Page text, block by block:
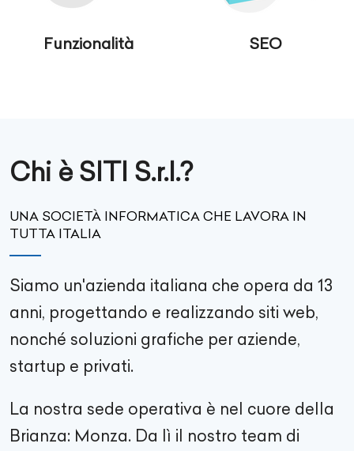
Funzionalità SEO
Chi è SITI S.r.l.?
UNA SOCIETÀ INFORMATICA CHE LAVORA IN
TUTTA ITALIA
Siamo un'azienda italiana che opera da 13
anni, progettando e realizzando siti web,
nonché soluzioni grafiche per aziende,
startup e privati.
La nostra sede operativa è nel cuore della
Brianza: Monza. Da lì il nostro team di